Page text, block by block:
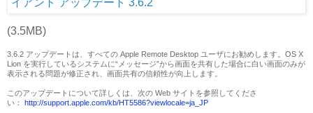
(3.5MB)
3.6.2 アップデートは、すべての Apple Remote Desktop ユーザにお勧めします。OS X
Lion を実行しているシステムに“メッセージ”から画面を共有した場合に白い画面のみが
表示される問題が修正され、画面共有の信頼性が向上します。
このアップデートについて詳しくは、次の Web サイトを参照してくださ
い： http://support.apple.com/kb/HT5586?viewlocale=ja_JP